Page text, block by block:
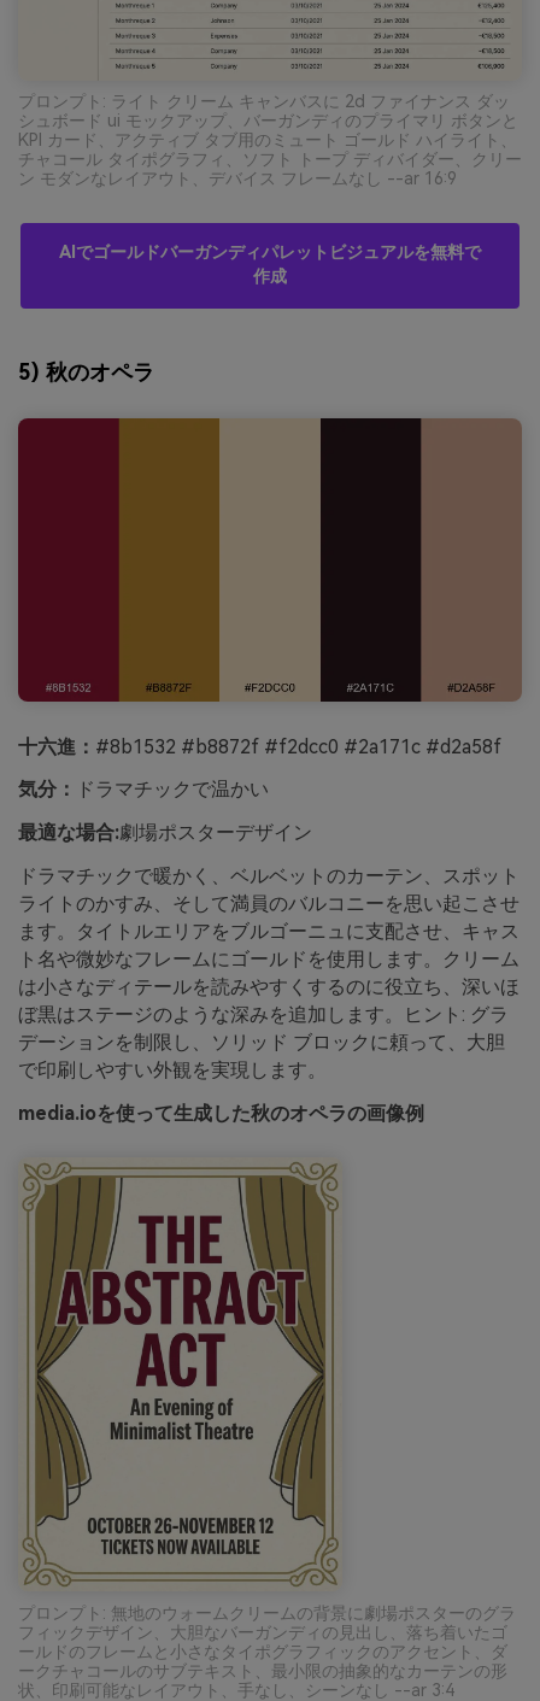
プロンプト: ライト クリーム キャンバスに 2d ファイナンス ダッ
シュボード ui モックアップ、バーガンディのプライマリ ボタンと
KPI カード、アクティブ タブ用のミュート ゴールド ハイライト、
チャコール タイポグラフィ、ソフト トープ ディバイダー、クリー
ン モダンなレイアウト、デバイス フレームなし --ar 16:9
AIでゴールドバーガンディパレットビジュアルを無料で
作成
5) 秋のオペラ
十六進： #8b1532 #b8872f #f2dcc0 #2a171c #d2a58f
気分：
ドラマチックで温かい
最適な場合:劇場ポスターデザイン
ドラマチックで暖かく、ベルベットのカーテン、スポット
ライトのかすみ、そして満員のバルコニーを思い起こさせ
ます。タイトルエリアをブルゴーニュに支配させ、キャス
ト名や微妙なフレームにゴールドを使用します。クリーム
は小さなディテールを読みやすくするのに役立ち、深いほ
ぼ黒はステージのような深みを追加します。ヒント: グラ
デーションを制限し、ソリッド ブロックに頼って、大胆
で印刷しやすい外観を実現します。
media.ioを使って生成した秋のオペラの画像例
プロンプト: 無地のウォームクリームの背景に劇場ポスターのグラ
フィックデザイン、大胆なバーガンディの見出し、落ち着いたゴ
ールドのフレームと小さなタイポグラフィックのアクセント、ダ
ークチャコールのサブテキスト、最小限の抽象的なカーテンの形
状、印刷可能なレイアウト、手なし、シーンなし --ar 3:4